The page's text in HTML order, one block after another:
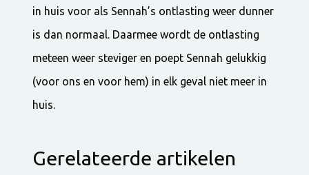
in huis voor als Sennah’s ontlasting weer dunner
is dan normaal. Daarmee wordt de ontlasting
meteen weer steviger en poept Sennah gelukkig
(voor ons en voor hem) in elk geval niet meer in
huis.
Gerelateerde artikelen